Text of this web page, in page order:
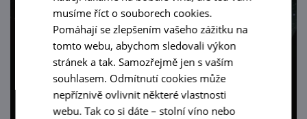
musíme říct o souborech cookies.
Pomáhají se zlepšením vašeho zážitku na
tomto webu, abychom sledovali výkon
stránek a tak. Samozřejmě jen s vaším
souhlasem. Odmítnutí cookies může
nepříznivě ovlivnit některé vlastnosti
webu. Tak co si dáte – stolní víno nebo